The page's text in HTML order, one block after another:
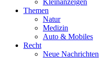
Kleinanzeigen
Themen
Natur
Medizin
Auto & Mobiles
Recht
Neue Nachrichten